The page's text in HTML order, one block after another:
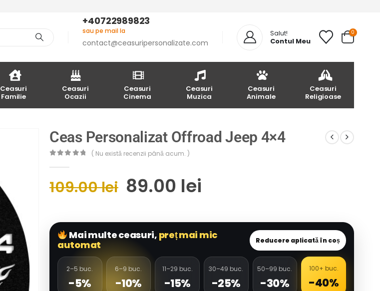
+40722989823
sau pe mail la
contact@ceasuripersonalizate.com
Salut!
Contul Meu
0
Ceasuri
Familie
Ceasuri
Ocazii
Ceasuri
Cinema
Ceasuri
Muzica
Ceasuri
Animale
Ceasuri
Religioase
Ceas Personalizat Offroad Jeep 4×4
( Nu există recenzii până acum. )
109.00lei 89.00 lei
Mai multe ceasuri, preț mai mic
automat
Reducere aplicată în coș
2–5 buc.
-5%
6–9 buc.
-10%
11–29 buc.
-15%
30–49 buc.
-25%
50–99 buc.
-30%
100+ buc.
-40%